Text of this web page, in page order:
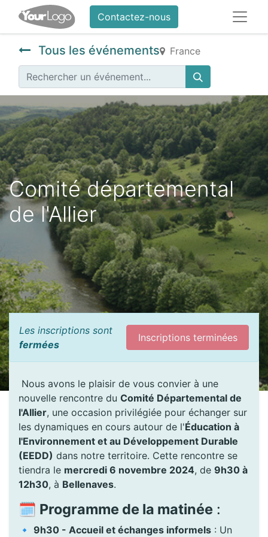
Contactez-nous
Tous les événements France
Comité départemental
de l'Allier
Les inscriptions sont
fermées
Inscriptions terminées
Nous avons le plaisir de vous convier à une
nouvelle rencontre du Comité Départemental de
l'Allier, une occasion privilégiée pour échanger sur
les dynamiques en cours autour de l'Éducation à
l'Environnement et au Développement Durable
(EEDD) dans notre territoire. Cette rencontre se
tiendra le mercredi 6 novembre 2024, de 9h30 à
12h30, à Bellenaves.
🗓️ Programme de la matinée :
🔹 9h30 - Accueil et échanges informels : Un